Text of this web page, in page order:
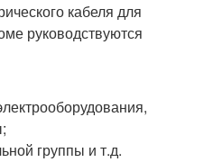
кабеля для
руководствуются
группы и т.д.